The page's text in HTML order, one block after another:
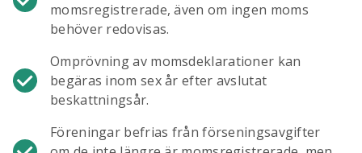
momsregistrerade, även om ingen moms
behöver redovisas.
Omprövning av momsdeklarationer kan
begäras inom sex år efter avslutat
beskattningsår.
Föreningar befrias från förseningsavgifter